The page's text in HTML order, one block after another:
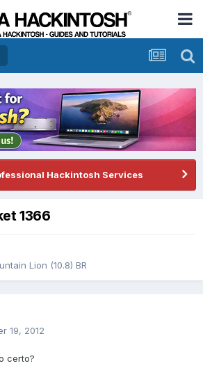
Hackintosh Services
1366
Lion (10.8) BR
19, 2012
certo?